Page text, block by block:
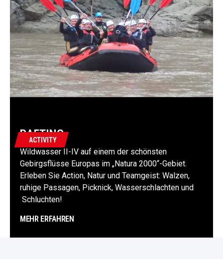
ACTIVITY
RAFTING
Wildwasser II-IV auf einem der schönsten
Gebirgsflüsse Europas im „Natura 2000“-Gebiet.
Erleben Sie Action, Natur und Teamgeist: Walzen,
ruhige Passagen, Picknick, Wasserschlachten und
Schluchten!
MEHR ERFAHREN